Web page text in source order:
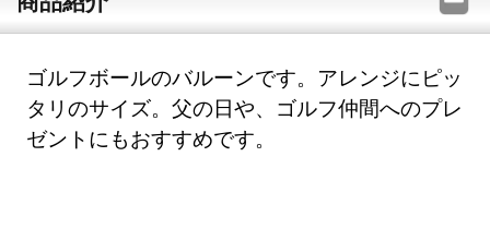
ゴルフボールのバルーンです。アレンジにピッ
タリのサイズ。父の日や、ゴルフ仲間へのプレ
ゼントにもおすすめです。